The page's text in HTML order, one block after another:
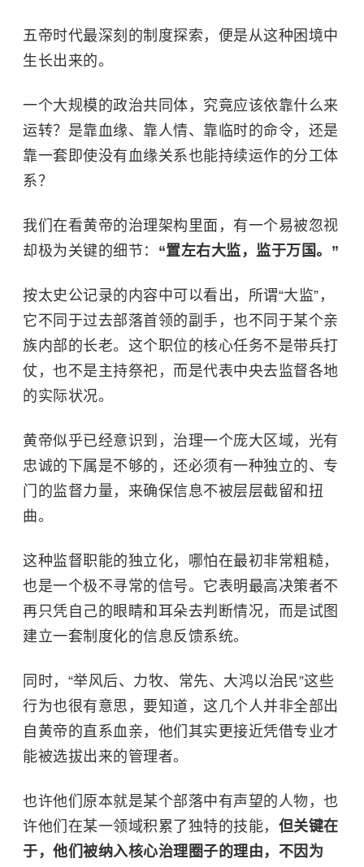
五帝时代最深刻的制度探索，便是从这种困境中
生长出来的。
一个大规模的政治共同体，究竟应该依靠什么来
运转？是靠血缘、靠人情、靠临时的命令，还是
靠一套即使没有血缘关系也能持续运作的分工体
系？
我们在看黄帝的治理架构里面，有一个易被忽视
却极为关键的细节： “置左右大监，监于万国。”
按太史公记录的内容中可以看出，所谓“大监”，
它不同于过去部落首领的副手，也不同于某个亲
族内部的长老。这个职位的核心任务不是带兵打
仗，也不是主持祭祀，而是代表中央去监督各地
的实际状况。
黄帝似乎已经意识到，治理一个庞大区域，光有
忠诚的下属是不够的，还必须有一种独立的、专
门的监督力量，来确保信息不被层层截留和扭
曲。
这种监督职能的独立化，哪怕在最初非常粗糙，
也是一个极不寻常的信号。它表明最高决策者不
再只凭自己的眼睛和耳朵去判断情况，而是试图
建立一套制度化的信息反馈系统。
同时，“举风后、力牧、常先、大鸿以治民”这些
行为也很有意思，要知道，这几个人并非全部出
自黄帝的直系血亲，他们其实更接近凭借专业才
能被选拔出来的管理者。
也许他们原本就是某个部落中有声望的人物，也
许他们在某一领域积累了独特的技能， 但关键在
于，他们被纳入核心治理圈子的理由，不因为